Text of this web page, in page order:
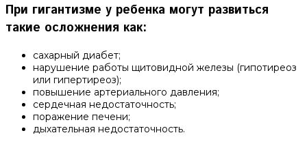
При гигантизме у ребенка могут развиться
такие осложнения как:
сахарный диабет;
нарушение работы щитовидной железы (гипотиреоз
или гипертиреоз);
повышение артериального давления;
сердечная недостаточность;
поражение печени;
дыхательная недостаточность.